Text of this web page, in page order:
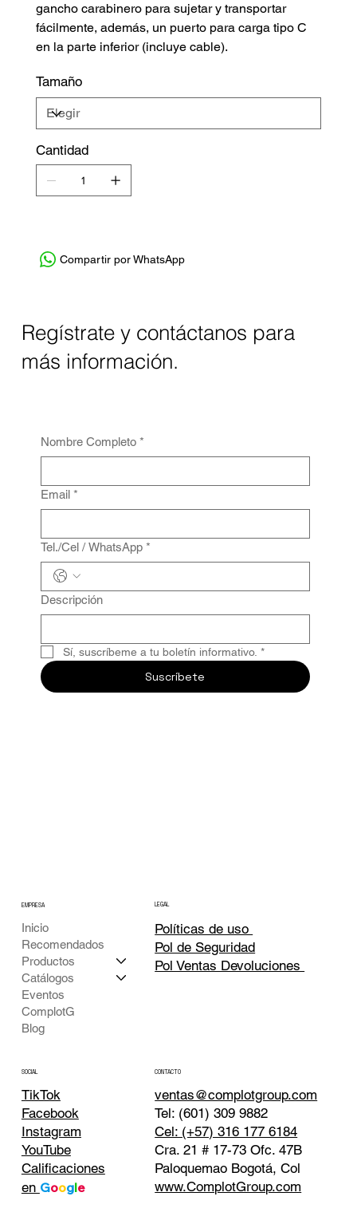
gancho carabinero para sujetar y transportar
fácilmente, además, un puerto para carga tipo C
en la parte inferior (incluye cable).
Tamaño
Cantidad
Compartir por WhatsApp
Regístrate y contáctanos para
más información.
Nombre Completo *
Email *
Tel./Cel / WhatsApp *
Descripción
Sí, suscríbeme a tu boletín informativo. *
Suscríbete
EMPRESA
Inicio
Recomendados
Productos
Catálogos
Eventos
ComplotG
Blog
LEGAL
Políticas de uso
Pol de Seguridad
Pol Ventas Devoluciones
SOCIAL
TikTok
Facebook
Instagram
YouTube
Calificaciones
en Google
CONTACTO
ventas@complotgroup.com
Tel: (601) 309 9882
Cel: (+57) 316 177 6184
Cra. 21 # 17-73 Ofc. 47B
Paloquemao Bogotá, Col
www.ComplotGroup.com